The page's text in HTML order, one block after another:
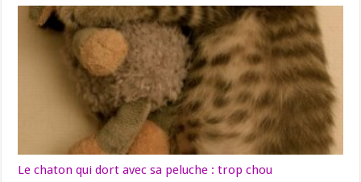
Le chaton qui dort avec sa peluche : trop chou